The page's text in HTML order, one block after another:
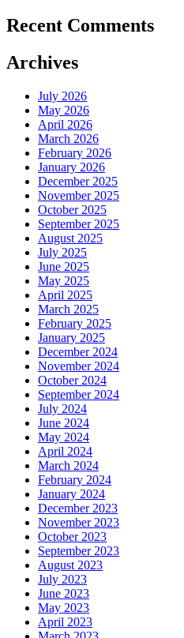
Recent Comments
Archives
July 2026
May 2026
April 2026
March 2026
February 2026
January 2026
December 2025
November 2025
October 2025
September 2025
August 2025
July 2025
June 2025
May 2025
April 2025
March 2025
February 2025
January 2025
December 2024
November 2024
October 2024
September 2024
July 2024
June 2024
May 2024
April 2024
March 2024
February 2024
January 2024
December 2023
November 2023
October 2023
September 2023
August 2023
July 2023
June 2023
May 2023
April 2023